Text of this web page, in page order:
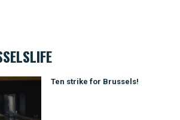
Ten strike for Brussels!